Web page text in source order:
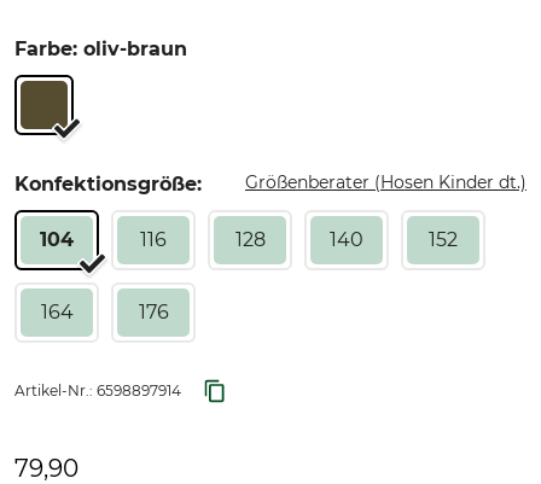
Farbe: oliv-braun
Konfektionsgröße: Größenberater (Hosen Kinder dt.)
104 116 128 140 152
164 176
Artikel-Nr.: 6598897914
79,90